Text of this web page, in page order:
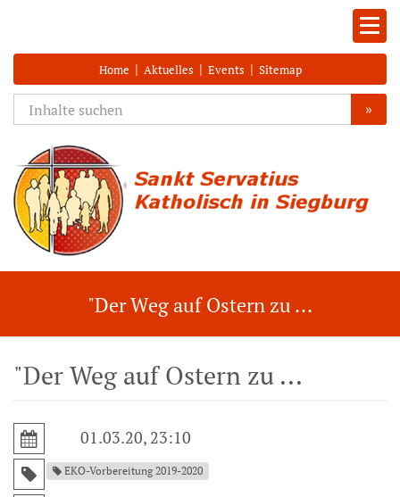
Home | Aktuelles | Events | Sitemap
»
"Der Weg auf Ostern zu ...
"Der Weg auf Ostern zu ...
01.03.20, 23:10
EKO-Vorbereitung 2019-2020